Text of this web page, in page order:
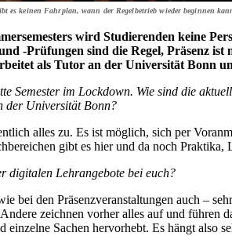
es keinen Fahrplan, wann der Regelbetrieb wieder beginnen
wird Studierenden keine
-Prüfungen sind die Regel, Präsenz
als Tutor an der Universität Bonn
Semester im Lockdown. Wie sind die
der Universität Bonn?
alles zu. Es ist möglich, sich per
gibt es hier und da noch Praktika,
digitalen Lehrangebote bei euch?
bei den Präsenzveranstaltungen auch –
zeichnen vorher alles auf und führen
einzelne Sachen hervorhebt. Es hängt also